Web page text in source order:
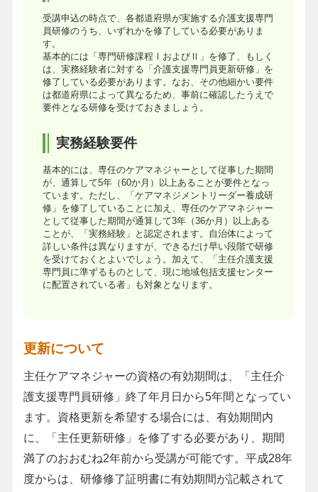
受講申込の時点で、各都道府県が実施する介護支援専門
員研修のうち、いずれかを修了している必要がありま
す。
基本的には「専門研修課程ⅠおよびⅡ」を修了、もしく
は、実務経験者に対する「介護支援専門員更新研修」を
修了している必要があります。なお、その他細かい要件
は都道府県によって異なるため、事前に確認したうえで
要件となる研修を受けておきましょう。
実務経験要件
基本的には、専任のケアマネジャーとして従事した期間
が、通算して5年（60か月）以上あることが要件となっ
ています。ただし、「ケアマネジメントリーダー養成研
修」を修了していることに加え、専任のケアマネジャー
として従事した期間が通算して3年（36か月）以上ある
ことが、「実務経験」と認定されます。自治体によって
詳しい条件は異なりますが、できるだけ早い段階で研修
を受けておくとよいでしょう。加えて、「主任介護支援
専門員に準ずるものとして、現に地域包括支援センター
に配置されている者」も対象となります。
更新について
主任ケアマネジャーの資格の有効期間は、「主任介
護支援専門員研修」終了年月日から5年間となってい
ます。資格更新を希望する場合には、有効期間内
に、「主任更新研修」を修了する必要があり、期間
満了のおおむね2年前から受講が可能です。平成28年
度からは、研修修了証明書に有効期間が記載されて